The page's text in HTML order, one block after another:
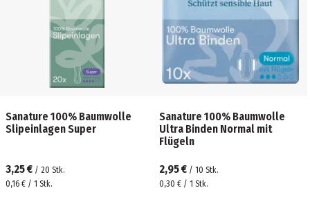
Sanature 100% Baumwolle
Slipeinlagen Super
3,25 € / 20 Stk.
0,16 € / 1 Stk.
Sanature 100% Baumwolle
Ultra Binden Normal mit
Flügeln
2,95 € / 10 Stk.
0,30 € / 1 Stk.